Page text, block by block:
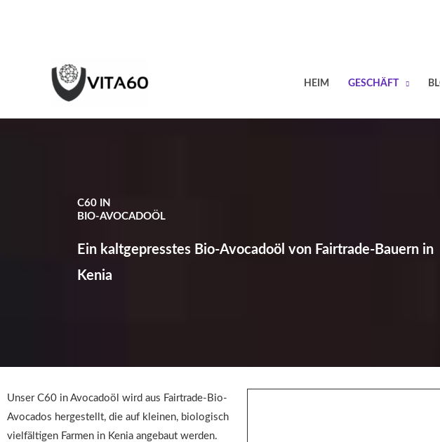
HEIM GESCHÄFT
C60 IN
BIO-AVOCADOÖL
Ein kaltgepresstes Bio-Avocadoöl von Fairtrade-Bauern in
Kenia
Unser C60 in Avocadoöl wird aus Fairtrade-Bio-
Avocados hergestellt, die auf kleinen, biologisch
vielfältigen Farmen in Kenia angebaut werden.